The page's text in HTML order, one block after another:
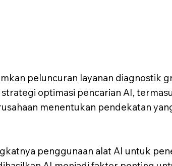
peluncuran layanan diagnostik
optimasi pencarian AI,
menentukan pendekatan
penggunaan alat AI untuk